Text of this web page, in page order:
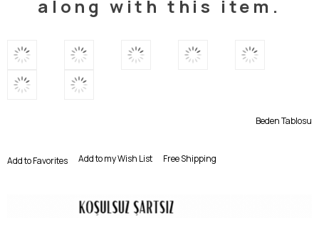
along with this item.
Beden Tablosu
Add to Favorites Add to my Wish List Free Shipping